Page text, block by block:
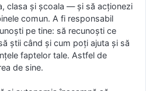
clasa şi şcoala — şi să acţionezi
comun. A fi responsabil
pe tine: să recunoşti ce
ştii când şi cum poţi ajuta şi să
faptelor tale. Astfel de
de sine.